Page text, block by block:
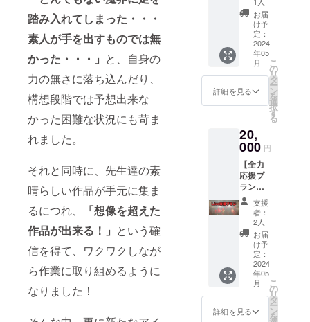
踏み入れてしまった・・・
素人が手を出すものでは無
かった・・・」 と、自身の
力の無さに落ち込んだり、
構想段階では予想出来な
かった困難な状況にも苛ま
れました。
それと同時に、先生達の素
晴らしい作品が手元に集ま
るにつれ、
「想像を超えた
作品が出来る！」 という確
信を得て、ワクワクしなが
ら作業に取り組めるように
なりました！
日本統
一”でも
活躍中
の歩歩
があな
たのお
題でフ
リース
ル動画
をお届
けしま
す！ ※
歩歩に
ラップ
してほ
い”テー
マ(お
題)”や”
キー
ワー
ド”など
を備考
記入下
ムー
ビー(B)
ジャッ
キーゲ
ン秘蔵
の︎ドラ
ムパッ
クをお
※動画提
法：動
画リン
メール
にて送
らせて
頂きま
す。 ※
ドラム
パック
はダウ
ンロー
ド形式
でリン
クを
メール
にて送
ストパ
ン] ◆オ
リジナ
ルアサ
ラト＋
動画
レッス
ン(30
分) ◆ク
ディン
グ限定
オリジ
ナルス
テッ
カー ◆
大感謝
メッ
セージ
ムー
ビー(B)
響が得
意とす
るアフ
リカ楽
器”アサ
ラト”と
お届
け予
定：
2024
年05
月
詳細を見る
こ
の
リ
タ
ー
ン
を
選
択
す
る
20,
000 円
【全力
応援プ
ラン】
◆コ
ミック
アルバ
ム[毎日
ストパ
ン] ◆ス
トパン
メガホ
ン ◆オ
リジナ
ルTシャ
ツ ◆応
支援
者：
2人
お届
け予
定：
2024
年05
月
詳細を見る
こ
の
リ
タ
ー
ン
を